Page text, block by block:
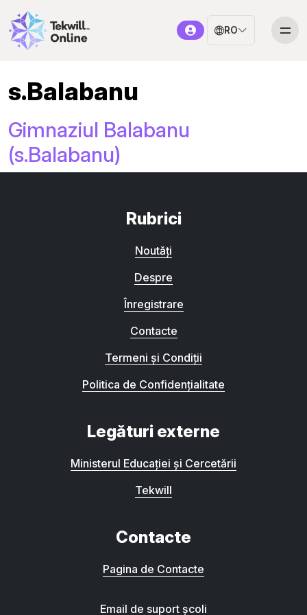
RO
s.Balabanu
Gimnaziul Balabanu
(s.Balabanu)
Rubrici
Noutăți
Despre
Înregistrare
Contacte
Termeni și Condiții
Politica de Confidențialitate
Legături externe
Ministerul Educației și Cercetării
Tekwill
Contacte
Pagina de Contacte
Email de suport școli